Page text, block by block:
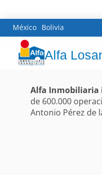
México Bolivia
Alfa
Alfa Inmobiliaria
de 600.000
Antonio Pérez de